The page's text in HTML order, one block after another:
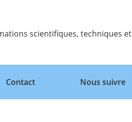
scientifiques, techniques et
Contact Nous suivre